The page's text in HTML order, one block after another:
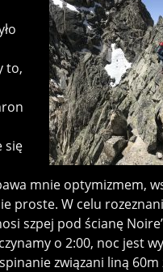
to,
się
mnie optymizmem,
proste. W celu
szpej pod ścianę
o 2:00, noc jest
związani liną 60m